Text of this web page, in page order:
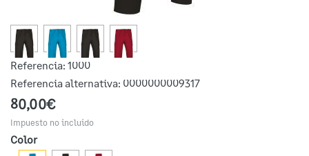
Referencia: 1000
Referencia alternativa: 0000000009317
80,00€
Impuesto no incluido
Color